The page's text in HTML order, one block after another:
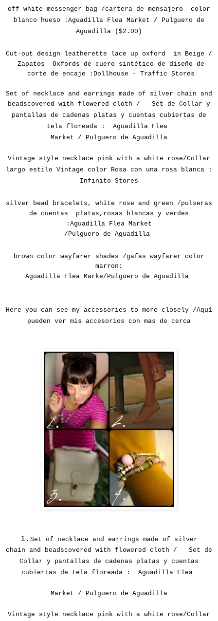
off white messenger bag /cartera de mensajero color
blanco hueso : Aguadilla Flea Market /
Pulguero de
Aguadilla ($2.00)
Cut-out design leatherette lace up oxford in Beige /
Zapatos Oxfords de cuero sintético de diseño de
corte de encaje :Dollhouse - Traffic Stores
Set of necklace and earrings made ​​of silver chain and
beadscovered with flowered cloth / Set de Collar y
pantallas de cadenas platas y cuentas cubiertas de
tela floreada : Aguadilla
Flea
Market /
Pulguero de Aguadilla
Vintage style necklace pink with a white rose/Collar
largo estilo Vintage color Rosa con una rosa blanca :
Infinito Stores
silver bead bracelets , white rose and green /pulseras
de cuentas platas,rosas blancas y verdes
: Aguadilla
Flea Market
/ Pulguero de Aguadilla
brown color wayfarer shades /gafas wayfarer color
marron:
Aguadilla
Flea Marke/ Pulguero de Aguadilla
Here you can see my accessories to more closely /Aquí
pueden ver mis accesorios con mas de cerca
1. Set of necklace and earrings made ​​of silver
chain and beadscovered with flowered cloth / Set de
Collar y pantallas de cadenas platas y cuentas
cubiertas de tela floreada : Aguadilla Flea
Market / Pulguero de Aguadilla
Vintage style necklace pink with a white rose/Collar